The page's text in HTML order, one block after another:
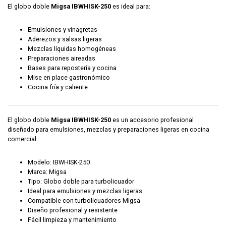
El globo doble Migsa IBWHISK-250 es ideal para:
Emulsiones y vinagretas
Aderezos y salsas ligeras
Mezclas líquidas homogéneas
Preparaciones aireadas
Bases para repostería y cocina
Mise en place gastronómico
Cocina fría y caliente
El globo doble Migsa IBWHISK-250 es un accesorio profesional
diseñado para emulsiones, mezclas y preparaciones ligeras en cocina
comercial.
Modelo: IBWHISK-250
Marca: Migsa
Tipo: Globo doble para turbolicuador
Ideal para emulsiones y mezclas ligeras
Compatible con turbolicuadores Migsa
Diseño profesional y resistente
Fácil limpieza y mantenimiento